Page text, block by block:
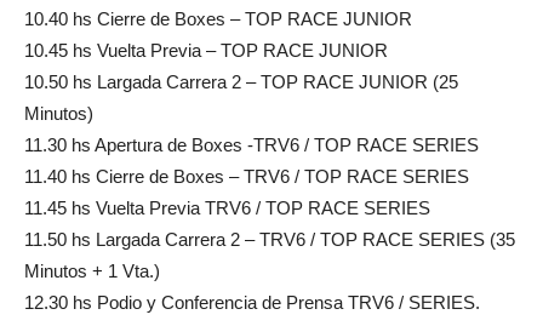
10.40 hs Cierre de Boxes – TOP RACE JUNIOR
10.45 hs Vuelta Previa – TOP RACE JUNIOR
10.50 hs Largada Carrera 2 – TOP RACE JUNIOR (25
Minutos)
11.30 hs Apertura de Boxes -TRV6 / TOP RACE SERIES
11.40 hs Cierre de Boxes – TRV6 / TOP RACE SERIES
11.45 hs Vuelta Previa TRV6 / TOP RACE SERIES
11.50 hs Largada Carrera 2 – TRV6 / TOP RACE SERIES (35
Minutos + 1 Vta.)
12.30 hs Podio y Conferencia de Prensa TRV6 / SERIES.